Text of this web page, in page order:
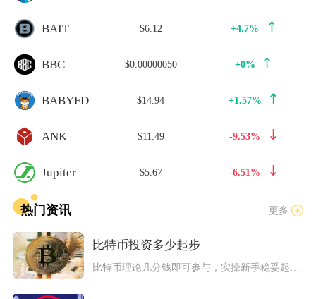
BAIT $6.12 +4.7%
BBC $0.00000050 +0%
BABYFD $14.94 +1.57%
ANK $11.49 -9.53%
Jupiter $5.67 -6.51%
热门资讯 更多
比特币投资多少起步